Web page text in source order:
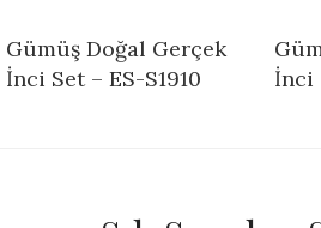
Gümüş Doğal Gerçek
İnci Set – ES-S1910
İnci